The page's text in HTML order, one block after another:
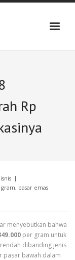
Rp
, pasar emas
menyebutkan bahwa
per gram untuk
dibanding jenis
pasar bawah dalam